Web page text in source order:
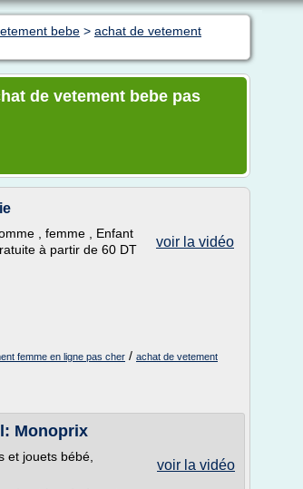
bebe > achat de vetement
de vetement bebe pas
voir la vidéo
, femme , Enfant
à partir de 60 DT
femme en ligne pas cher / achat de vetement
Monoprix
voir la vidéo
et jouets bébé,